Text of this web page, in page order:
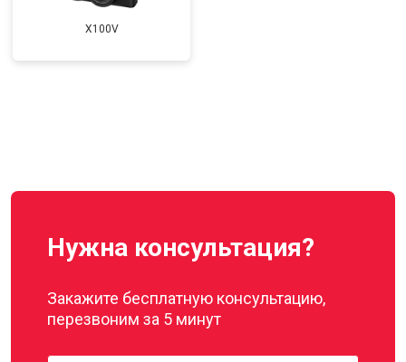
X100V
Нужна консультация?
Закажите бесплатную консультацию,
перезвоним за 5 минут